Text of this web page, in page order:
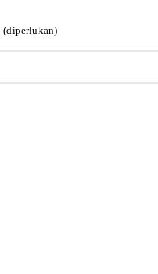
(diperlukan)